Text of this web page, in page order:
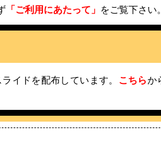
「ご利用にあたって」 をご覧下さい。
イドを配布しています。 こちらか